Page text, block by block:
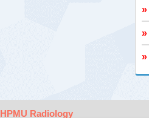
»
»
»
HPMU Radiology